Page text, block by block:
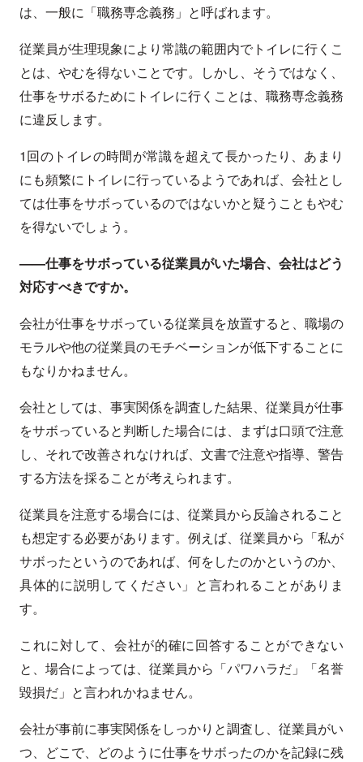
は、一般に「職務専念義務」と呼ばれます。
従業員が生理現象により常識の範囲内でトイレに行くこ
とは、やむを得ないことです。しかし、そうではなく、
仕事をサボるためにトイレに行くことは、職務専念義務
に違反します。
1回のトイレの時間が常識を超えて長かったり、あまり
にも頻繁にトイレに行っているようであれば、会社とし
ては仕事をサボっているのではないかと疑うこともやむ
を得ないでしょう。
——仕事をサボっている従業員がいた場合、会社はどう
対応すべきですか。
会社が仕事をサボっている従業員を放置すると、職場の
モラルや他の従業員のモチベーションが低下することに
もなりかねません。
会社としては、事実関係を調査した結果、従業員が仕事
をサボっていると判断した場合には、まずは口頭で注意
し、それで改善されなければ、文書で注意や指導、警告
する方法を採ることが考えられます。
従業員を注意する場合には、従業員から反論されること
も想定する必要があります。例えば、従業員から「私が
サボったというのであれば、何をしたのかというのか、
具体的に説明してください」と言われることがありま
す。
これに対して、会社が的確に回答することができない
と、場合によっては、従業員から「パワハラだ」「名誉
毀損だ」と言われかねません。
会社が事前に事実関係をしっかりと調査し、従業員がい
つ、どこで、どのように仕事をサボったのかを記録に残